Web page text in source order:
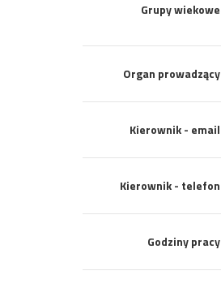
Grupy wiekowe
Organ prowadzący
Kierownik - email
Kierownik - telefon
Godziny pracy